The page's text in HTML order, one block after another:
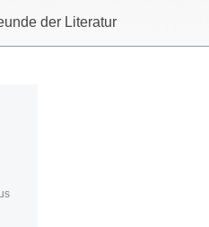
der Literatur